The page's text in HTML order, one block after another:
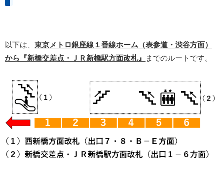
以下は、 東京メトロ銀座線１番線ホーム（表参道・渋谷方面）
から『新橋交差点・ＪＲ新橋駅方面改札』
までのルートです。